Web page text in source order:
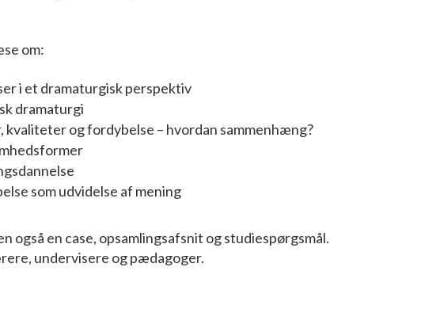
om:
i et dramaturgisk perspektiv
dramaturgi
kvaliteter og fordybelse – hvordan sammenhæng?
som udvidelse af mening
også en case, opsamlingsafsnit og studiespørgsmål.
undervisere og pædagoger.